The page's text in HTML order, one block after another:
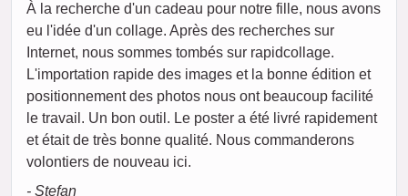
À la recherche d'un cadeau pour notre fille, nous avons
eu l'idée d'un collage. Après des recherches sur
Internet, nous sommes tombés sur rapidcollage.
L'importation rapide des images et la bonne édition et
positionnement des photos nous ont beaucoup facilité
le travail. Un bon outil. Le poster a été livré rapidement
et était de très bonne qualité. Nous commanderons
volontiers de nouveau ici.
- Stefan